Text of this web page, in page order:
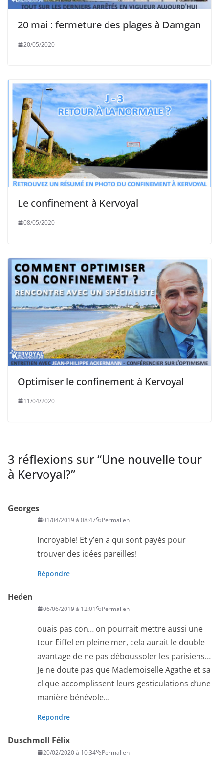
20 mai : fermeture des plages à Damgan
20/05/2020
Le confinement à Kervoyal
08/05/2020
Optimiser le confinement à Kervoyal
11/04/2020
3 réflexions sur “Une nouvelle tour
à Kervoyal?”
Georges
01/04/2019 à 08:47 Permalien
Incroyable! Et y’en a qui sont payés pour
trouver des idées pareilles!
Répondre
Heden
06/06/2019 à 12:01 Permalien
ouais pas con… on pourrait mettre aussi une
tour Eiffel en pleine mer, cela aurait le double
avantage de ne pas déboussoler les parisiens…
Je ne doute pas que Mademoiselle Agathe et sa
clique accomplissent leurs gesticulations d’une
manière bénévole…
Répondre
Duschmoll Félix
20/02/2020 à 10:34 Permalien